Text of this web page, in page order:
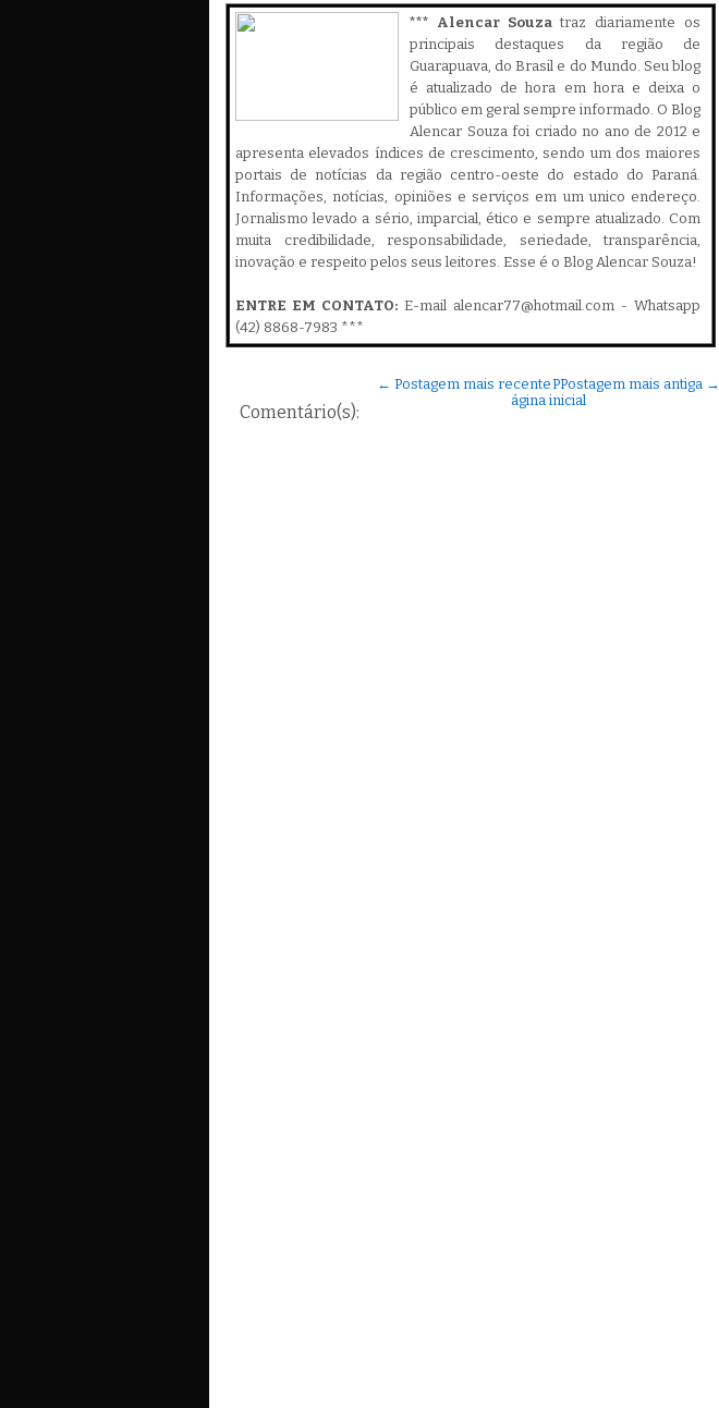
*** Alencar Souzatraz diariamente os
principais destaques da região de
Guarapuava, do Brasil e do Mundo. Seu blog
é atualizado de hora em hora e deixa o
público em geral sempre informado. O Blog
Alencar Souza foi criado no ano de 2012 e
apresenta elevados índices de crescimento, sendo um dos maiores
portais de notícias da região centro-oeste do estado do Paraná.
Informações, notícias, opiniões e serviços em um unico endereço.
Jornalismo levado a sério, imparcial, ético e sempre atualizado. Com
muita credibilidade, responsabilidade, seriedade, transparência,
inovação e respeito pelos seus leitores. Esse é o Blog Alencar Souza!
ENTRE EM CONTATO: E-mail alencar77@hotmail.com - Whatsapp
(42) 8868-7983 ***
Comentário(s):
← Postagem mais recente Postagem mais antiga →
P
ágina inicial